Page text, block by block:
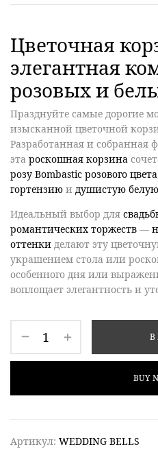
Цветочная
элегантная
розовых и
Празднуйте самые дорогие
изысканной цветочной
Разработанная и собранная
эта роскошная корзина
розу Bombastic розового цвета
гортензию и душистую
Идеальный выбор для
романтических торжеств —
оттенки делают эту
украшением стола или
особенного дня или
воплощает элегантность и
В
BUY
Артикул: WEDDING BELLS